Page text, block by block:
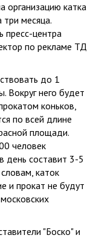
организацию катка
месяца.
центра
по рекламе ТД
до 1
Вокруг него будет
коньков,
по всей длине
площади.
человек
день составит 3-5
каток
и прокат не будут
"Боско" и